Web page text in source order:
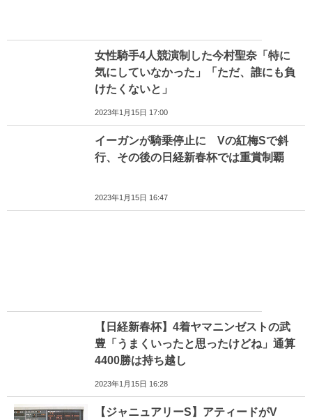
女性騎手4人競演制した今村聖奈「特に
気にしていなかった」「ただ、誰にも負
けたくないと」
2023年1月15日 17:00
イーガンが騎乗停止に Vの紅梅Sで斜
行、その後の日経新春杯では重賞制覇
2023年1月15日 16:47
【日経新春杯】4着ヤマニンゼストの武
豊「うまくいったと思ったけどね」通算
4400勝は持ち越し
2023年1月15日 16:28
【ジャニュアリーS】アティードがV